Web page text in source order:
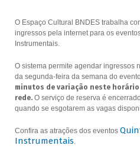
O Espaço Cultural BNDES trabalha
ingressos pela internet para os
Instrumentais.
O sistema permite agendar ingressos
da segunda-feira da semana do
minutos de variação neste
rede.O serviço de reserva é
quando se esgotarem as vagas
Confira as atrações dos eventos
Instrumentais.